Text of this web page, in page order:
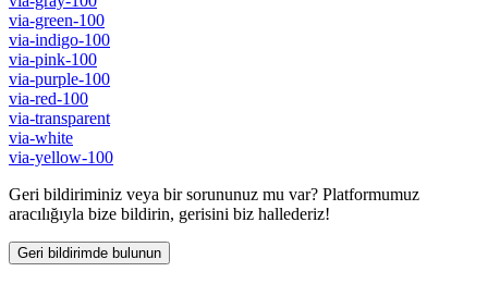
via-green-100
via-indigo-100
via-pink-100
via-purple-100
via-red-100
via-transparent
via-white
via-yellow-100
Geri bildiriminiz veya bir sorununuz mu var? Platformumuz
aracılığıyla bize bildirin, gerisini biz hallederiz!
Geri bildirimde bulunun